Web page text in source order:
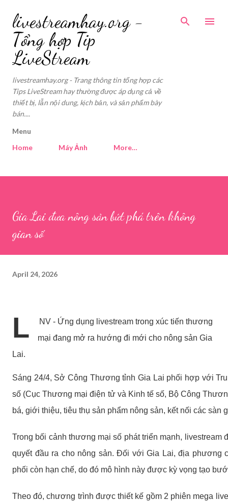
livestreamhay.org -
Tổng hợp Tip
LiveStream
livestreamhay.org - Trang thông tin tổng hợp các
Tips LiveStream hay thường được áp dụng cả về
thiết bị, lẫn nội dung, kịch bản, và sản phẩm bày
bán....
Menu
Home
Máy Ảnh More…
Gia Lai đưa nông sản bứt phá trên không
gian số
April 24, 2026
L
NV - Ứng dụng livestream trong xúc tiến thương
mại đang mở ra hướng đi mới cho nông sản Gia
Lai.
Sáng 24/4, Sở Công Thương tỉnh Gia Lai phối hợp với
số (Cục Thương mại điện tử và Kinh tế số, Bộ Công
bá, giới thiệu, tiêu thụ sản phẩm nông sản, kết nối các sàn
Trong bối cảnh thương mại số phát triển mạnh,
quyết đầu ra cho nông sản. Đối với Gia Lai, địa phương
phối còn hạn chế, do đó mô hình này được kỳ vọng tạo
Theo đó, chương trình được thiết kế gồm 2 phiên mega